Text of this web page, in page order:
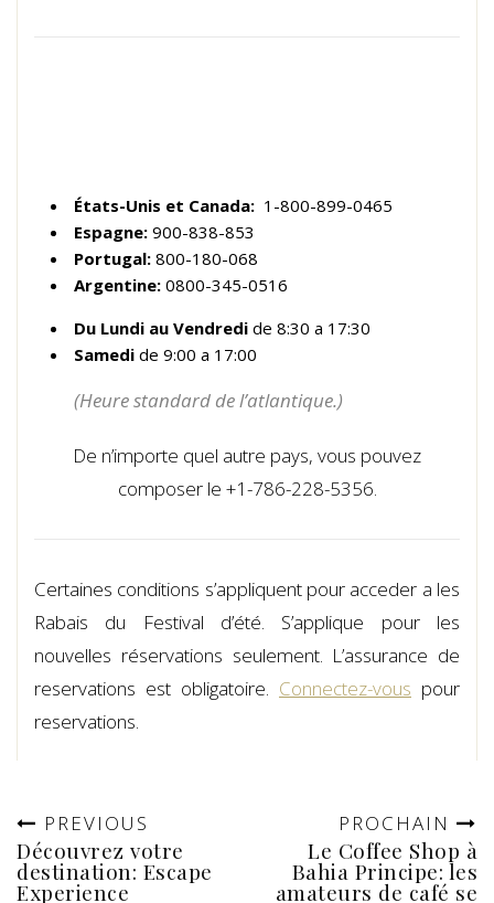
États-Unis et Canada: 1-800-899-0465
Espagne: 900-838-853
Portugal: 800-180-068
Argentine: 0800-345-0516
Du Lundi au Vendredi de 8:30 a 17:30
Samedi de 9:00 a 17:00
(Heure standard de l’atlantique.)
De n’importe quel autre pays, vous pouvez
composer le +1-786-228-5356.
Certaines conditions s’appliquent pour acceder a les
Rabais du Festival d’été. S’applique pour les
nouvelles réservations seulement. L’assurance de
reservations est obligatoire. Connectez-vous pour
reservations.
PREVIOUS
Découvrez votre
destination: Escape
Experience
PROCHAIN
Le Coffee Shop à
Bahia Principe: les
amateurs de café se